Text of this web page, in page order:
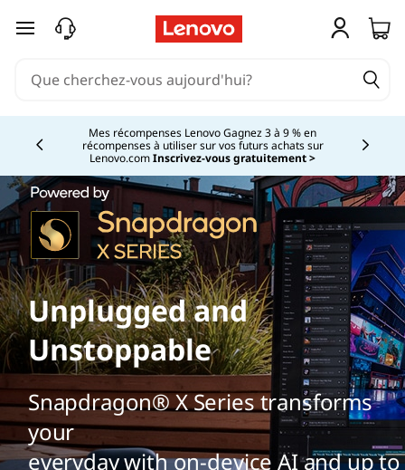
passer au contenu principal
Mes récompenses Lenovo Gagnez 3 à 9 % en
récompenses à utiliser sur vos futurs achats sur
Lenovo.comInscrivez-vous gratuitement >
Currently displaying item 2 of
Unplugged and
Unstoppable
Snapdragon® X Series transforms
your
everyday with on-device AI and up to